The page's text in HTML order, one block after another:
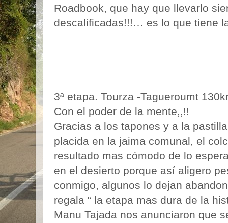
Roadbook, que hay que llevarlo
descalificadas!!!… es lo que tiene
3ª etapa. Tourza -Tagueroumt
Con el poder de la mente,,!!
Gracias a los tapones y a la
placida en la jaima comunal, el
resultado mas cómodo de lo
en el desierto porque así aligero
conmigo, algunos lo dejan
regala “ la etapa mas dura de la
Manu Tajada nos anunciaron que